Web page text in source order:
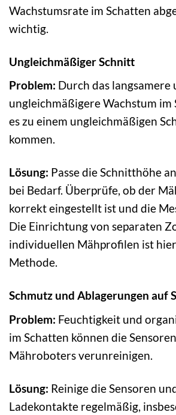
Wachstumsrate im Schatten
wichtig.
Ungleichmäßiger Schnitt
Problem: Durch das langsamere
ungleichmäßigere Wachstum im
es zu einem ungleichmäßigen
kommen.
Lösung: Passe die Schnitthöhe
bei Bedarf. Überprüfe, ob der
korrekt eingestellt ist und die
Die Einrichtung von separaten
individuellen Mähprofilen ist
Methode.
Schmutz und Ablagerungen auf
Problem: Feuchtigkeit und
im Schatten können die
Mähroboters verunreinigen.
Lösung: Reinige die Sensoren
Ladekontakte regelmäßig,